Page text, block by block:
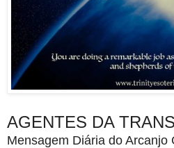
AGENTES DA
Mensagem Diária do Arcanjo